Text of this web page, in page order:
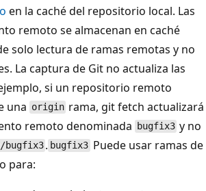
en la caché del repositorio local. Las
remoto se almacenan en caché
solo lectura de ramas remotas y no
La captura de Git no actualiza las
si un repositorio remoto
una origin rama, git fetch actualizará
remoto denominada
bugfix3 y no
bugfix3 . bugfix3 Puede usar ramas de
para: